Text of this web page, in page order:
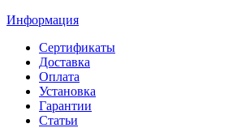
Информация
Сертификаты
Доставка
Оплата
Установка
Гарантии
Статьи